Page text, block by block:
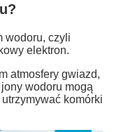
wodoru, czyli
elektron.
atmosfery gwiazd,
wodoru mogą
komórki